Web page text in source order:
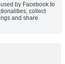
by Facebook to
collect
and share